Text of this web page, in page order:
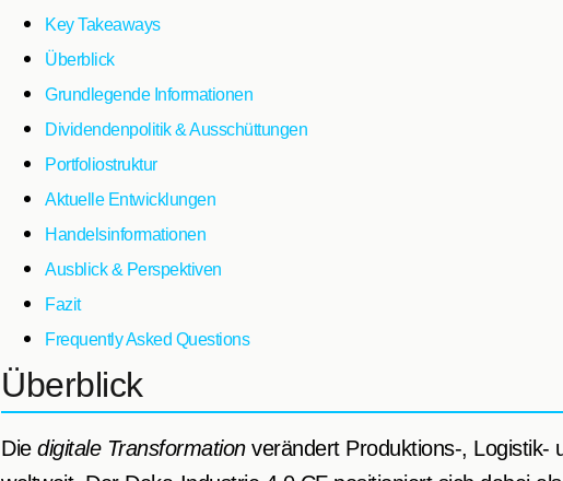
Key Takeaways
Überblick
Grundlegende Informationen
Dividendenpolitik & Ausschüttungen
Portfoliostruktur
Aktuelle Entwicklungen
Handelsinformationen
Ausblick & Perspektiven
Fazit
Frequently Asked Questions
Überblick
Die digitale Transformationverändert Produktions-, Logistik-